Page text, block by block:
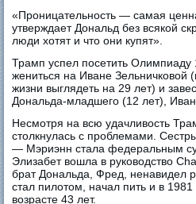
«Проницательность — самая
утверждает Дональд без всякой
люди хотят и что они купят».
Трамп успел посетить Олимпиаду
жениться на Иване Зельничковой
жизни выглядеть на 29 лет) и
Дональда-младшего (12 лет),
Несмотря на всю удачливость
столкнулась с проблемами.
— Мэриэнн стала федеральным
Элизабет вошла в руководство
брат Дональда, Фред, ненавидел
стал пилотом, начал пить и в
возрасте 43 лет.